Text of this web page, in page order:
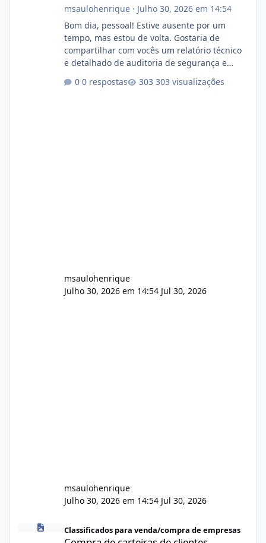
msaulohenrique· Julho 30, 2026 em 14:54
Bom dia, pessoal! Estive ausente por um
tempo, mas estou de volta. Gostaria de
compartilhar com vocês um relatório técnico
e detalhado de auditoria de segurança e
atualmente em circulação e comercialização
0 respostas 303 visualizações
msaulohenrique
Julho 30, 2026 em 14:54 Jul 30, 2026
msaulohenrique
Julho 30, 2026 em 14:54 Jul 30, 2026
Classificados para venda/compra de empresas